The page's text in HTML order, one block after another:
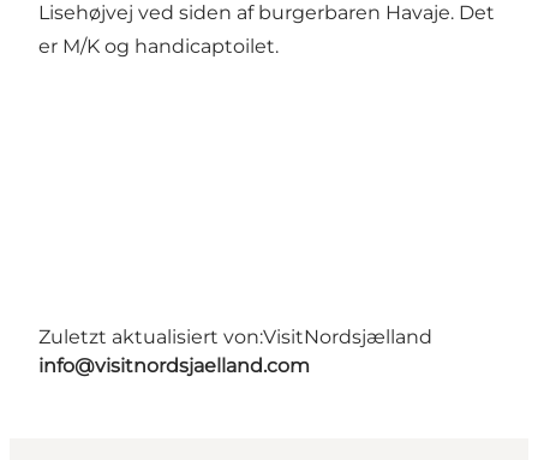
Lisehøjvej ved siden af burgerbaren Havaje. Det
er M/K og handicaptoilet.
Zuletzt aktualisiert von:VisitNordsjælland
info@visitnordsjaelland.com